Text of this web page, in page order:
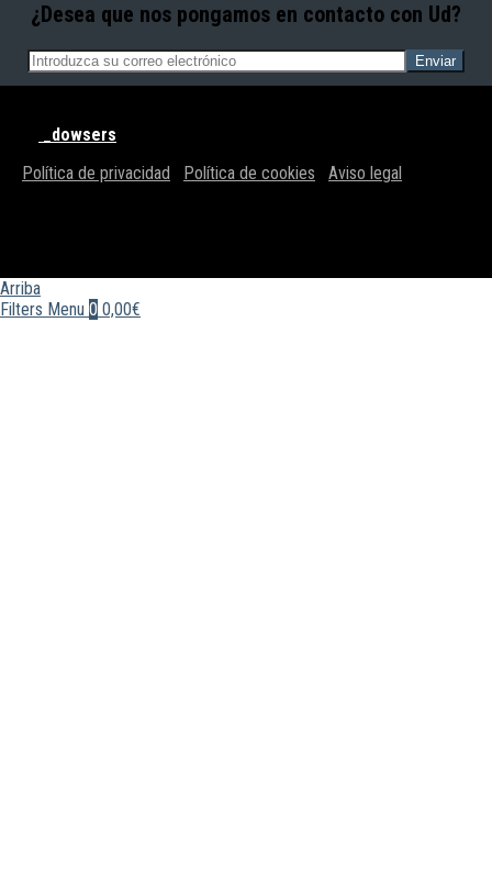
¿Desea que nos pongamos en contacto con Ud?
_dowsers
Política de privacidad
Política de cookies Aviso legal
Arriba
Filters Menu 0 0,00€